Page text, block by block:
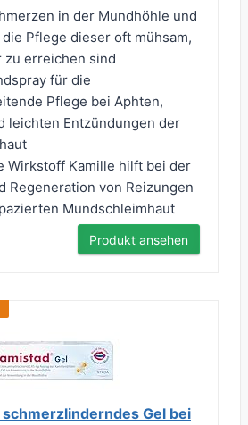
in der Mundhöhle und
Pflege dieser oft mühsam,
zu erreichen sind
für die
Pflege bei Aphten,
leichten Entzündungen der
Wirkstoff Kamille hilft bei der
Regeneration von Reizungen
Mundschleimhaut
Produkt ansehen
schmerzlinderndes Gel bei